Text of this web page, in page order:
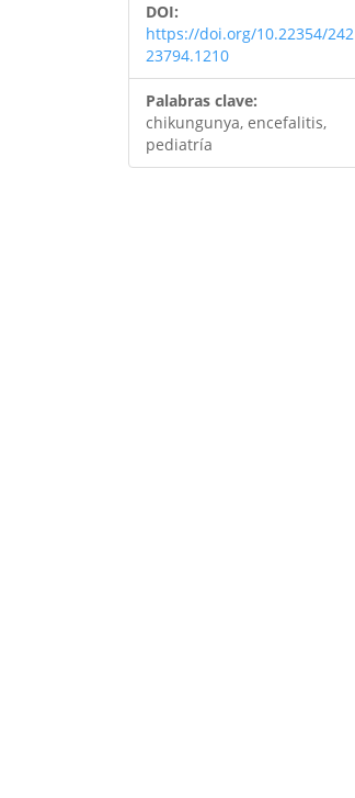
DOI:
https://doi.org/10.22354/242
23794.1210
Palabras clave:
chikungunya, encefalitis,
pediatría